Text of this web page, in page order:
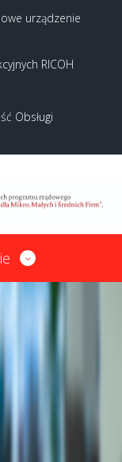
urządzenie
RICOH
Obsługi